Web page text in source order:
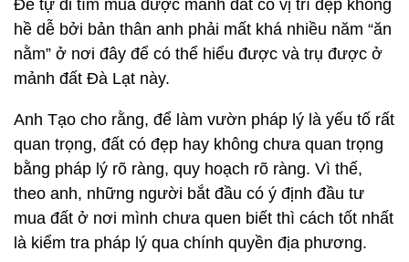
Để tự đi tìm mua được mảnh đất có vị trí đẹp không
hề dễ bởi bản thân anh phải mất khá nhiều năm “ăn
nằm” ở nơi đây để có thể hiểu được và trụ được ở
mảnh đất Đà Lạt này.
Anh Tạo cho rằng, để làm vườn pháp lý là yếu tố rất
quan trọng, đất có đẹp hay không chưa quan trọng
bằng pháp lý rõ ràng, quy hoạch rõ ràng. Vì thế,
theo anh, những người bắt đầu có ý định đầu tư
mua đất ở nơi mình chưa quen biết thì cách tốt nhất
là kiểm tra pháp lý qua chính quyền địa phương.